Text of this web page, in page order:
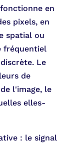
en
pixels, en
spatial ou
fréquentiel
Le
de
l'image, le
elles-
: le signal